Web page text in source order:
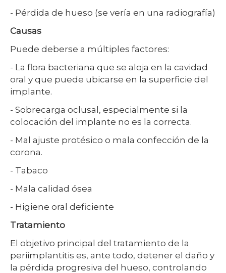
- Pérdida de hueso (se vería en una radiografía)
Causas
Puede deberse a múltiples factores:
- La flora bacteriana que se aloja en la cavidad
oral y que puede ubicarse en la superficie del
implante.
- Sobrecarga oclusal, especialmente si la
colocación del implante no es la correcta.
- Mal ajuste protésico o mala confección de la
corona.
- Tabaco
- Mala calidad ósea
- Higiene oral deficiente
Tratamiento
El objetivo principal del tratamiento de la
periimplantitis es, ante todo, detener el daño y
la pérdida progresiva del hueso, controlando